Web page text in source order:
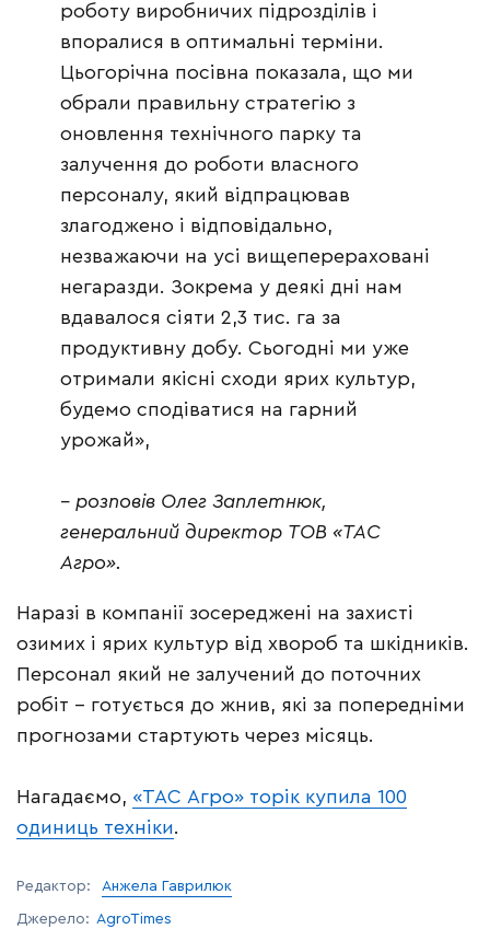
роботу виробничих підрозділів і
впоралися в оптимальні терміни.
Цьогорічна посівна показала, що ми
обрали правильну стратегію з
оновлення технічного парку та
залучення до роботи власного
персоналу, який відпрацював
злагоджено і відповідально,
незважаючи на усі вищеперераховані
негаразди. Зокрема у деякі дні нам
вдавалося сіяти 2,3 тис. га за
продуктивну добу. Сьогодні ми уже
отримали якісні сходи ярих культур,
будемо сподіватися на гарний
урожай»,
– розповів Олег Заплетнюк,
генеральний директор ТОВ «ТАС
Агро».
Наразі в компанії зосереджені на захисті
озимих і ярих культур від хвороб та шкідників.
Персонал який не залучений до поточних
робіт – готується до жнив, які за попередніми
прогнозами стартують через місяць.
Нагадаємо, «ТАС Агро» торік купила 100
одиниць техніки.
Редактор: Анжела Гаврилюк
Джерело: AgroTimes